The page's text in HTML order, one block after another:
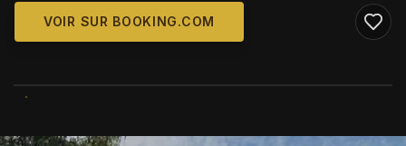
VOIR SUR BOOKING.COM